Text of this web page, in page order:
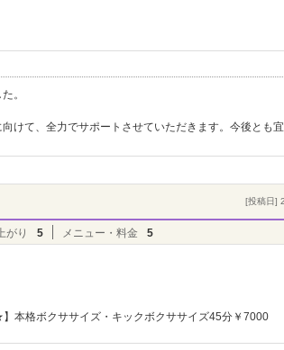
。
けて、全力でサポートさせていただきます。今後とも
[投稿日]
がり 5 メニュー・料金 5
】本格ボクササイズ・キックボクササイズ45分￥7000